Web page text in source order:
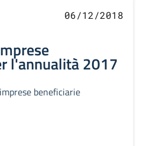
06/12/2018
l'annualità 2017
beneficiarie